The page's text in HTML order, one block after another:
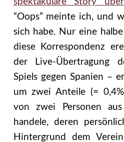
“Oops” meinte ich, und
sich habe. Nur eine
diese Korrespondenz
der Live-Übertragung
Spiels gegen Spanien –
um zwei Anteile (=
von zwei Personen
handele, deren
Hintergrund dem